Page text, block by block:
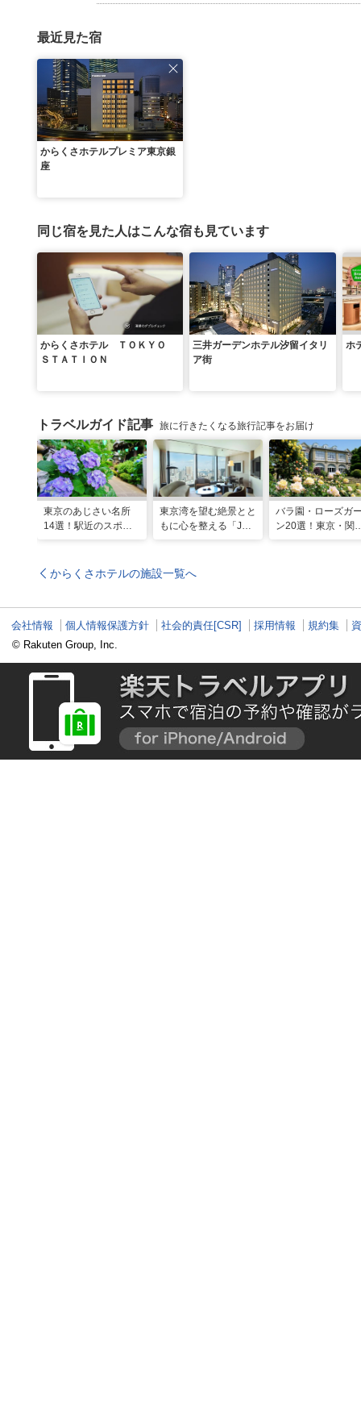
最近見た宿
からくさホテルプレミア東京銀
座
同じ宿を見た人はこんな宿も見ています
からくさホテル ＴＯＫＹＯ
ＳＴＡＴＩＯＮ
三井ガーデンホテル汐留イタリ
ア街
ホ
トラベルガイド記事 旅に行きたくなる旅行記事をお届け
東京のあじさい名所
14選！駅近のスポッ
東京湾を望む絶景とと
もに心を整える「JW
な滞在
バラ園・ローズガ
ン20選！東京・関
からくさホテルの施設一覧へ
会社情報 個人情報保護方針 社会的責任[CSR] 採用情報 規約集
© Rakuten Group, Inc.